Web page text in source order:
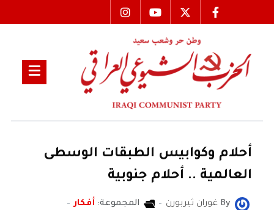
أحلام وكوابيس الطبقات الوسطى
العالمية .. أحلام جنوبية
By غوران ثيربورن المجموعة: أفكار